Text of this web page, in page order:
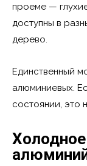
проеме —
доступны в
дерево.
Единственный
алюминиевых.
состоянии, это